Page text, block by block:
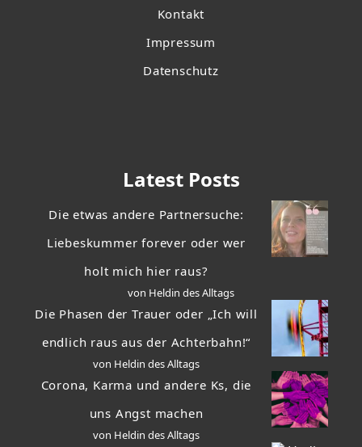
Kontakt
Impressum
Datenschutz
Latest Posts
Die etwas andere Partnersuche:
Liebeskummer forever oder wer
holt mich hier raus?
von Heldin des Alltags
Die Phasen der Trauer oder „Ich will
endlich raus aus der Achterbahn!“
von Heldin des Alltags
Corona, Karma und andere Ks, die
uns Angst machen
von Heldin des Alltags